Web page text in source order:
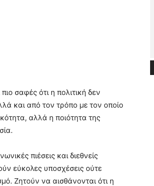
σαφές ότι η πολιτική δεν
και από τον τρόπο με τον οποίο
αλλά η ποιότητα της
πιέσεις και διεθνείς
εύκολες υποσχέσεις ούτε
Ζητούν να αισθάνονται ότι η